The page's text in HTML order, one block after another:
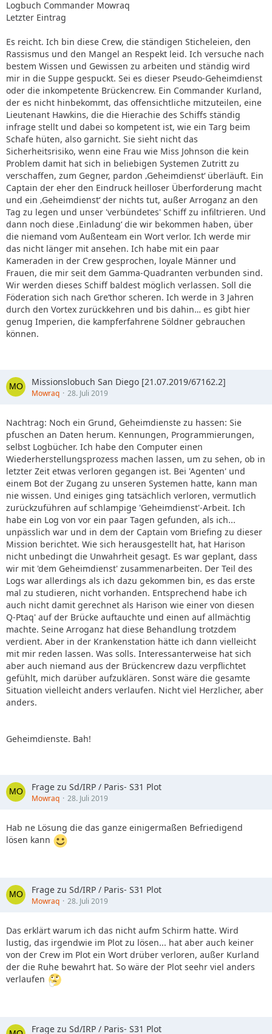
Logbuch Commander Mowraq
Letzter Eintrag
Es reicht. Ich bin diese Crew, die ständigen Sticheleien, den
Rassismus und den Mangel an Respekt leid. Ich versuche nach
bestem Wissen und Gewissen zu arbeiten und ständig wird
mir in die Suppe gespuckt. Sei es dieser Pseudo-Geheimdienst
oder die inkompetente Brückencrew. Ein Commander Kurland,
der es nicht hinbekommt, das offensichtliche mitzuteilen, eine
Lieutenant Hawkins, die die Hierachie des Schiffs ständig
infrage stellt und dabei so kompetent ist, wie ein Targ beim
Schafe hüten, also garnicht. Sie sieht nicht das
Sicherheitsrisiko, wenn eine Frau wie Miss Johnson die kein
Problem damit hat sich in beliebigen Systemen Zutritt zu
verschaffen, zum Gegner, pardon ‚Geheimdienst‘ überläuft. Ein
Captain der eher den Eindruck heilloser Überforderung macht
und ein ‚Geheimdienst‘ der nichts tut, außer Arroganz an den
Tag zu legen und unser 'verbündetes' Schiff zu infiltrieren. Und
dann noch diese ‚Einladung‘ die wir bekommen haben, über
die niemand vom Außenteam ein Wort verlor. Ich werde mir
das nicht länger mit ansehen. Ich habe mit ein paar
Kameraden in der Crew gesprochen, loyale Männer und
Frauen, die mir seit dem Gamma-Quadranten verbunden sind.
Wir werden dieses Schiff baldest möglich verlassen. Soll die
Föderation sich nach Gre‘thor scheren. Ich werde in 3 Jahren
durch den Vortex zurückkehren und bis dahin… es gibt hier
genug Imperien, die kampferfahrene Söldner gebrauchen
können.
Missionslobuch San Diego [21.07.2019/67162.2]
Mowraq 28. Juli 2019
Nachtrag: Noch ein Grund, Geheimdienste zu hassen: Sie
pfuschen an Daten herum. Kennungen, Programmierungen,
selbst Logbücher. Ich habe den Computer einen
Wiederherstellungsprozess machen lassen, um zu sehen, ob in
letzter Zeit etwas verloren gegangen ist. Bei 'Agenten' und
einem Bot der Zugang zu unseren Systemen hatte, kann man
nie wissen. Und einiges ging tatsächlich verloren, vermutlich
zurückzuführen auf schlampige 'Geheimdienst'-Arbeit. Ich
habe ein Log von vor ein paar Tagen gefunden, als ich...
unpässlich war und in dem der Captain vom Briefing zu dieser
Mission berichtet. Wie sich herausgestellt hat, hat Harison
nicht unbedingt die Unwahrheit gesagt. Es war geplant, dass
wir mit 'dem Geheimdienst' zusammenarbeiten. Der Teil des
Logs war allerdings als ich dazu gekommen bin, es das erste
mal zu studieren, nicht vorhanden. Entsprechend habe ich
auch nicht damit gerechnet als Harison wie einer von diesen
Q-Ptaq' auf der Brücke auftauchte und einen auf allmächtig
machte. Seine Arroganz hat diese Behandlung trotzdem
verdient. Aber in der Krankenstation hätte ich dann vielleicht
mit mir reden lassen. Was solls. Interessanterweise hat sich
aber auch niemand aus der Brückencrew dazu verpflichtet
gefühlt, mich darüber aufzuklären. Sonst wäre die gesamte
Situation vielleicht anders verlaufen. Nicht viel Herzlicher, aber
anders.
Geheimdienste. Bah!
Frage zu Sd/IRP / Paris- S31 Plot
Mowraq 28. Juli 2019
Hab ne Lösung die das ganze einigermaßen Befriedigend
lösen kann
Frage zu Sd/IRP / Paris- S31 Plot
Mowraq 28. Juli 2019
Das erklärt warum ich das nicht aufm Schirm hatte. Wird
lustig, das irgendwie im Plot zu lösen... hat aber auch keiner
von der Crew im Plot ein Wort drüber verloren, außer Kurland
der die Ruhe bewahrt hat. So wäre der Plot seehr viel anders
verlaufen
Frage zu Sd/IRP / Paris- S31 Plot